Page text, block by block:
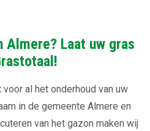
Laat uw gras
al het onderhoud van uw
in de gemeente Almere en
van het gazon maken wij